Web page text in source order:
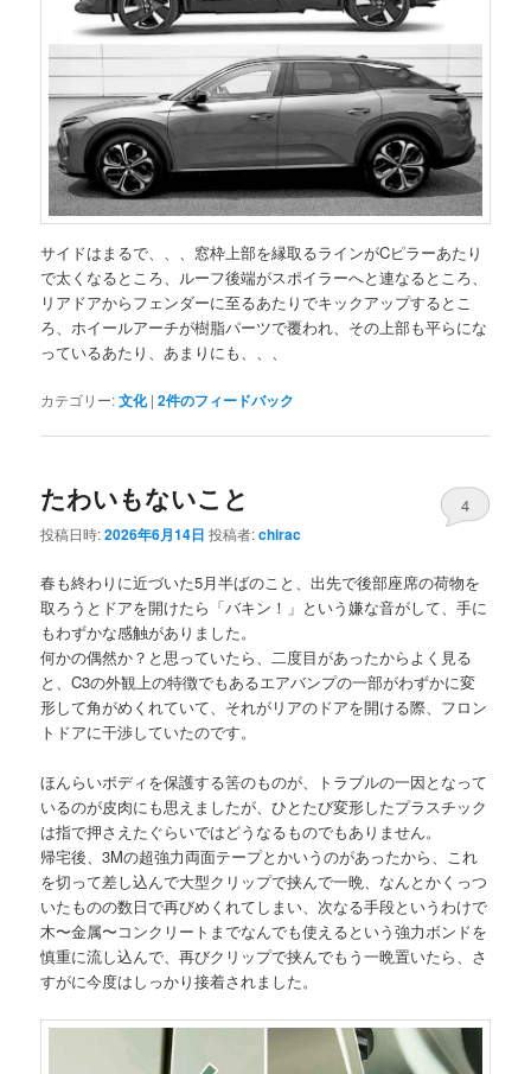
サイドはまるで、、、窓枠上部を縁取るラインがCピラーあたり
で太くなるところ、ルーフ後端がスポイラーへと連なるところ、
リアドアからフェンダーに至るあたりでキックアップするとこ
ろ、ホイールアーチが樹脂パーツで覆われ、その上部も平らにな
っているあたり、あまりにも、、、
カテゴリー:文化 |2件のフィードバック
たわいもないこと
投稿日時:2026年6月14日 投稿者:chirac
4
春も終わりに近づいた5月半ばのこと、出先で後部座席の荷物を
取ろうとドアを開けたら「バキン！」という嫌な音がして、手に
もわずかな感触がありました。
何かの偶然か？と思っていたら、二度目があったからよく見る
と、C3の外観上の特徴でもあるエアバンプの一部がわずかに変
形して角がめくれていて、それがリアのドアを開ける際、フロン
トドアに干渉していたのです。
ほんらいボディを保護する筈のものが、トラブルの一因となって
いるのが皮肉にも思えましたが、ひとたび変形したプラスチック
は指で押さえたぐらいではどうなるものでもありません。
帰宅後、3Mの超強力両面テープとかいうのがあったから、これ
を切って差し込んで大型クリップで挟んで一晩、なんとかくっつ
いたものの数日で再びめくれてしまい、次なる手段というわけで
木〜金属〜コンクリートまでなんでも使えるという強力ボンドを
慎重に流し込んで、再びクリップで挟んでもう一晩置いたら、さ
すがに今度はしっかり接着されました。